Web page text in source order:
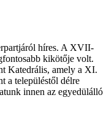
híres. A XVII-
kikötője volt.
Katedrális, amely a XI.
a településtől délre
innen az egyedülálló